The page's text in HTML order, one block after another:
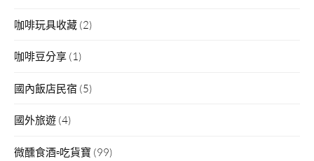
咖啡玩具收藏 (2)
咖啡豆分享 (1)
國內飯店民宿 (5)
國外旅遊 (4)
微醺食酒▫吃貨寶 (99)